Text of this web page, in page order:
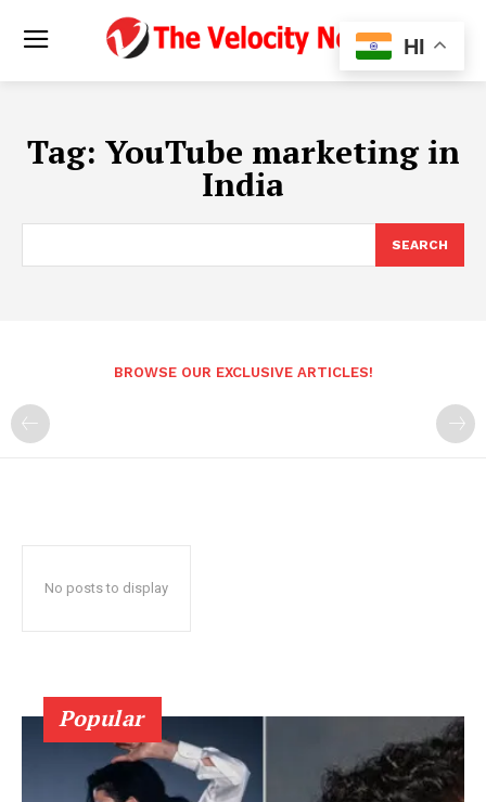
Tag: YouTube marketing in
India
SEARCH
BROWSE OUR EXCLUSIVE ARTICLES!
No posts to display
Popular
HI